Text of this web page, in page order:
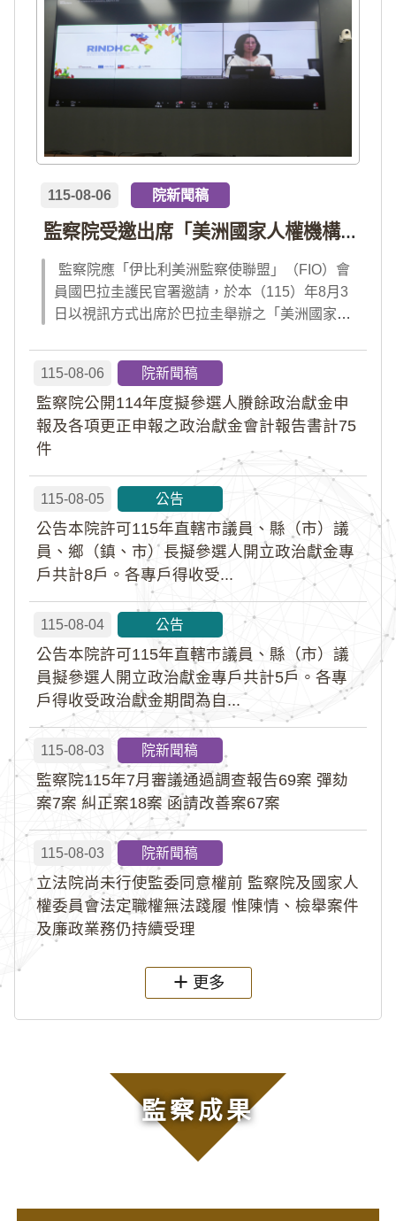
監察院受邀出席「美洲國家人權機構網絡」年會 分享我國氣候災害防治經驗 打造國際永續韌性
115-08-06 院新聞稿
監察院應「伊比利美洲監察使聯盟」（FIO）會
員國巴拉圭護民官署邀請，於本（115）年8月3
日以視訊方式出席於巴拉圭舉辦之「美洲國家人
報告，就美洲地區環境災害、氣候緊急狀態與人
權風險等議題，與拉美地區監察機構、護民官署
及紅十字國際委員會、原住民社區支持組織...
115-08-06 院新聞稿
監察院公開114年度擬參選人賸餘政治獻金申
報及各項更正申報之政治獻金會計報告書計75
件
115-08-05 公告
公告本院許可115年直轄市議員、縣（市）議
員、鄉（鎮、市）長擬參選人開立政治獻金專
戶共計8戶。各專戶得收受...
115-08-04 公告
公告本院許可115年直轄市議員、縣（市）議
員擬參選人開立政治獻金專戶共計5戶。各專
戶得收受政治獻金期間為自...
115-08-03 院新聞稿
監察院115年7月審議通過調查報告69案 彈劾
案7案 糾正案18案 函請改善案67案
115-08-03 院新聞稿
立法院尚未行使監委同意權前 監察院及國家人
權委員會法定職權無法踐履 惟陳情、檢舉案件
及廉政業務仍持續受理
更多
監察成果